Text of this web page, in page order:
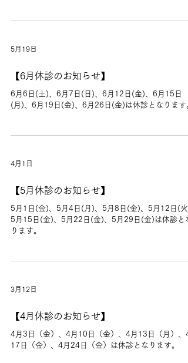
5月19日
【6月休診のお知らせ】
6月6日(土)、6月7日(日)、6月12日(金)、6月15日
(月)、6月19日(金)、6月26日(金)は休診となります
4月1日
【5月休診のお知らせ】
5月1日(金)、5月4日(月)、5月8日(金)、5月12日(火
5月15日(金)、5月22日(金)、5月29日(金)は休診と
ります。
3月12日
【4月休診のお知らせ】
4月3日（金）、4月10日（金）、4月13日（月）、4
17日（金）、4月24日（金）は休診となります。